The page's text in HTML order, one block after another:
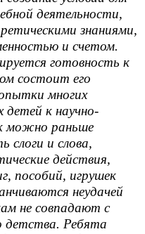
деятельности,
знаниями,
и счетом.
готовность к
состоит его
многих
детей к научно-
можно раньше
слоги и слова,
действия,
пособий, игрушек
неудачей
не совпадают с
детства. Ребята